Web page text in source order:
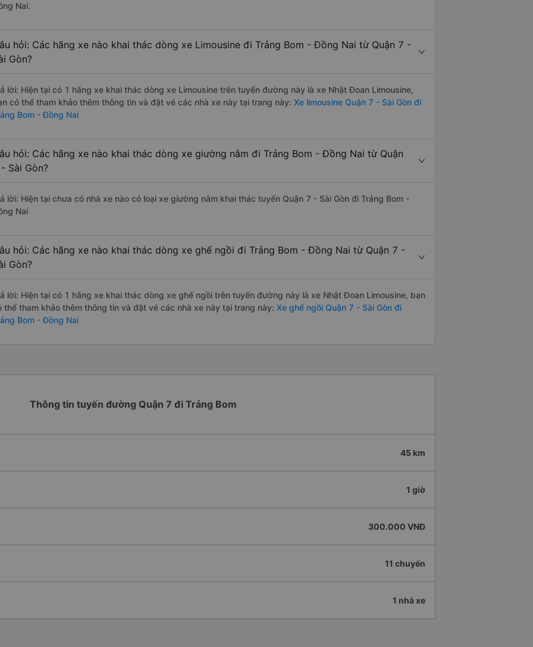
Nai.
hỏi: Các hãng xe nào khai thác dòng xe Limousine đi Trảng Bom - Đồng Nai từ Quận 7 -
Gòn?
lời: Hiện tại có 1 hãng xe khai thác dòng xe Limousine trên tuyến đường này là xe Nhật Đoan Limousine,
có thể tham khảo thêm thông tin và đặt vé các nhà xe này tại trang này: Xe limousine Quận 7 - Sài Gòn đi
Bom - Đồng Nai
hỏi: Các hãng xe nào khai thác dòng xe giường nằm đi Trảng Bom - Đồng Nai từ Quận
Sài Gòn?
lời: Hiện tại chưa có nhà xe nào có loại xe giường nằm khai thác tuyến Quận 7 - Sài Gòn đi Trảng Bom -
Nai
hỏi: Các hãng xe nào khai thác dòng xe ghế ngồi đi Trảng Bom - Đồng Nai từ Quận 7 -
Gòn?
lời: Hiện tại có 1 hãng xe khai thác dòng xe ghế ngồi trên tuyến đường này là xe Nhật Đoan Limousine, bạn
thể tham khảo thêm thông tin và đặt vé các nhà xe này tại trang này: Xe ghế ngồi Quận 7 - Sài Gòn đi
Bom - Đồng Nai
Thông tin tuyến đường Quận 7 đi Trảng Bom
45 km
1 giờ
300.000 VNĐ
11 chuyến
1 nhà xe